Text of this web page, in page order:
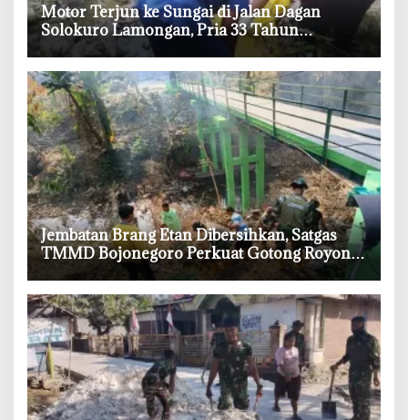
‎Motor Terjun ke Sungai di Jalan Dagan
Solokuro Lamongan, Pria 33 Tahun
Meninggal
‎Jembatan Brang Etan Dibersihkan, Satgas
TMMD Bojonegoro Perkuat Gotong Royong
Warga